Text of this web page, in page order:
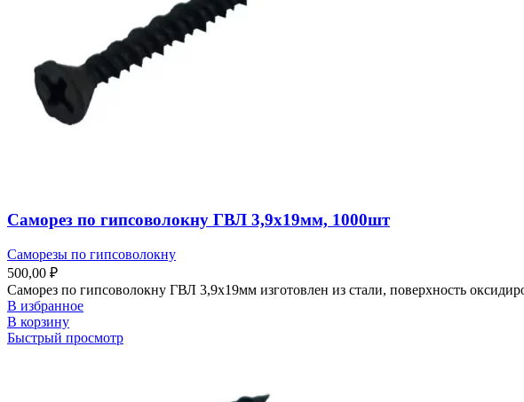
Саморез по гипсоволокну ГВЛ 3,9х19мм, 1000шт
Саморезы по гипсоволокну
500,00 ₽
Саморез по гипсоволокну ГВЛ 3,9х19мм изготовлен из стали, поверхность
В избранное
В корзину
Быстрый просмотр